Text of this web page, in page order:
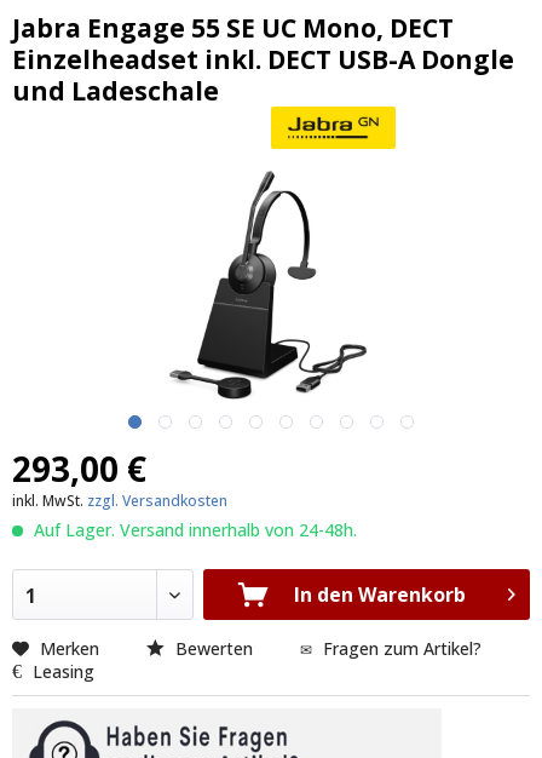
Jabra Engage 55 SE UC Mono, DECT
Einzelheadset inkl. DECT USB-A Dongle
und Ladeschale
293,00 €
inkl. MwSt. zzgl. Versandkosten
Auf Lager. Versand innerhalb von 24-48h.
1 In den Warenkorb
Merken Bewerten
Fragen zum Artikel?
Leasing